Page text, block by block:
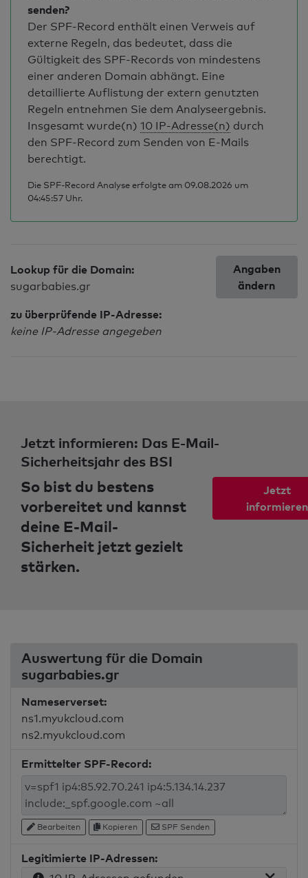
senden?
Der SPF-Record enthält einen Verweis auf
externe Regeln, das bedeutet, dass die
Gültigkeit des SPF-Records von mindestens
einer anderen Domain abhängt. Eine
detaillierte Auflistung der extern genutzten
Regeln entnehmen Sie dem Analyseergebnis.
Insgesamt wurde(n) 10 IP-Adresse(n) durch
den SPF-Record zum Senden von E-Mails
berechtigt.
Die SPF-Record Analyse erfolgte am 09.08.2026 um
04:45:57 Uhr.
Lookup für die Domain:
sugarbabies.gr
zu überprüfende IP-Adresse:
keine IP-Adresse angegeben
Angaben
ändern
Jetzt informieren: Das E-Mail-
Sicherheitsjahr des BSI
So bist du bestens
vorbereitet und kannst
deine E-Mail-
Sicherheit jetzt gezielt
stärken.
Jetzt
informieren
Auswertung für die Domain
sugarbabies.gr
Nameserverset:
ns1.myukcloud.com
ns2.myukcloud.com
Ermittelter SPF-Record:
Bearbeiten Kopieren SPF Senden
Legitimierte IP-Adressen: